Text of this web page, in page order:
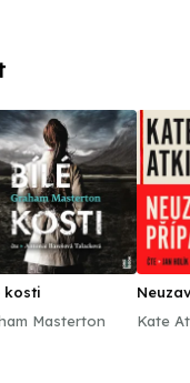
kosti
Masterton
Kate